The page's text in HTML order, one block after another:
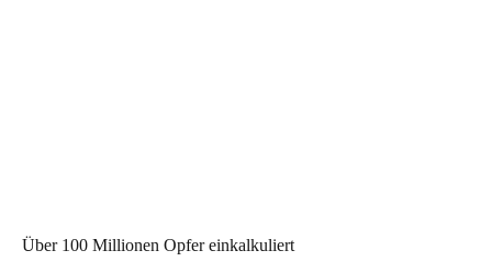
Über 100 Millionen Opfer einkalkuliert